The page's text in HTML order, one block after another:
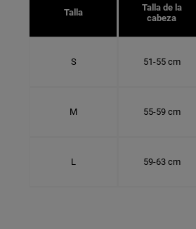
Talla
Talla de la
cabeza
S 51-55 cm
M 55-59 cm
L 59-63 cm